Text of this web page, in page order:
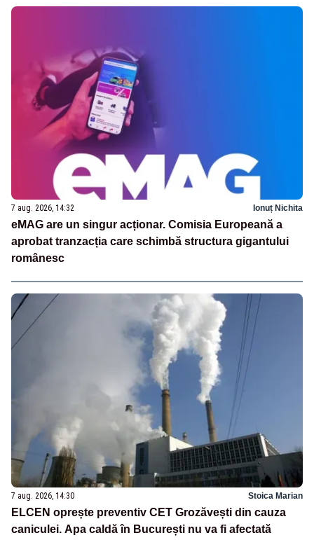
7 aug. 2026, 14:32 Ionuț Nichita
eMAG are un singur acționar. Comisia Europeană a
aprobat tranzacția care schimbă structura gigantului
românesc
7 aug. 2026, 14:30 Stoica Marian
ELCEN oprește preventiv CET Grozăvești din cauza
caniculei. Apa caldă în București nu va fi afectată